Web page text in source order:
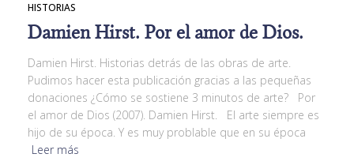
HISTORIAS
Damien Hirst. Por el amor de Dios.
Damien Hirst. Historias detrás de las obras de arte.
Pudimos hacer esta publicación gracias a las pequeñas
donaciones ¿Cómo se sostiene 3 minutos de arte? Por
el amor de Dios (2007). Damien Hirst. El arte siempre es
hijo de su época. Y es muy problable que en su época
Leer más